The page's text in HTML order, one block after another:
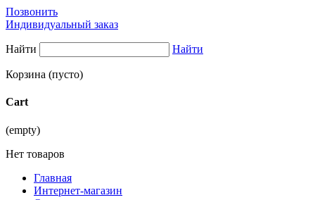
Позвонить
Индивидуальный заказ
Найти Найти
Корзина (пусто)
Cart
(empty)
Нет товаров
Главная
Интернет-магазин